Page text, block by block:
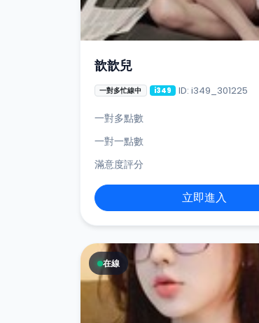
歆歆兒
一對多忙線中 i349 ID: i349_301225
一對多點數
一對一點數
滿意度評分
立即進入
在線